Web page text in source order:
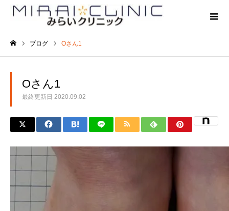
ブログ Oさん1
Oさん1
最終更新日 2020.09.02